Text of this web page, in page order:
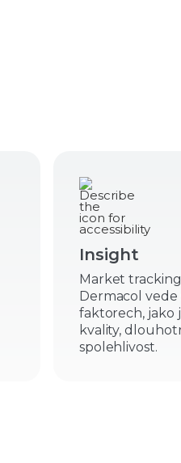
Insight
Market
Dermacol
faktorech, jako
kvality,
spolehlivost.